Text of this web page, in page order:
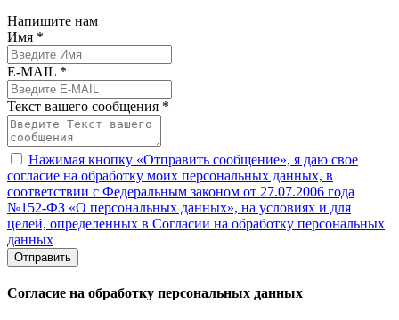
Напишите нам
Имя *
E-MAIL *
Текст вашего сообщения *
Нажимая кнопку «Отправить сообщение», я даю свое
согласие на обработку моих персональных данных, в
соответствии с Федеральным законом от 27.07.2006 года
№152-ФЗ «О персональных данных», на условиях и для
целей, определенных в Согласии на обработку персональных
данных
Отправить
Согласие на обработку персональных данных